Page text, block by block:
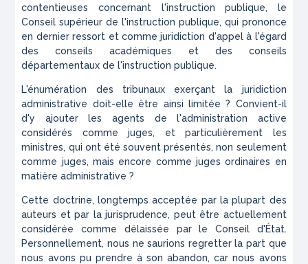
contentieuses concernant l'instruction publique, le
Conseil supérieur de l'instruction publique, qui prononce
en dernier ressort et comme juridiction d'appel à l'égard
des conseils académiques et des conseils
départementaux de l'instruction publique.
L'énumération des tribunaux exerçant la juridiction
administrative doit-elle être ainsi limitée ? Convient-il
d'y ajouter les agents de l'administration active
considérés comme juges, et particulièrement les
ministres, qui ont été souvent présentés, non seulement
comme juges, mais encore comme juges ordinaires en
matière administrative ?
Cette doctrine, longtemps acceptée par la plupart des
auteurs et par la jurisprudence, peut être actuellement
considérée comme délaissée par le Conseil d'État.
Personnellement, nous ne saurions regretter la part que
nous avons pu prendre à son abandon, car nous avons